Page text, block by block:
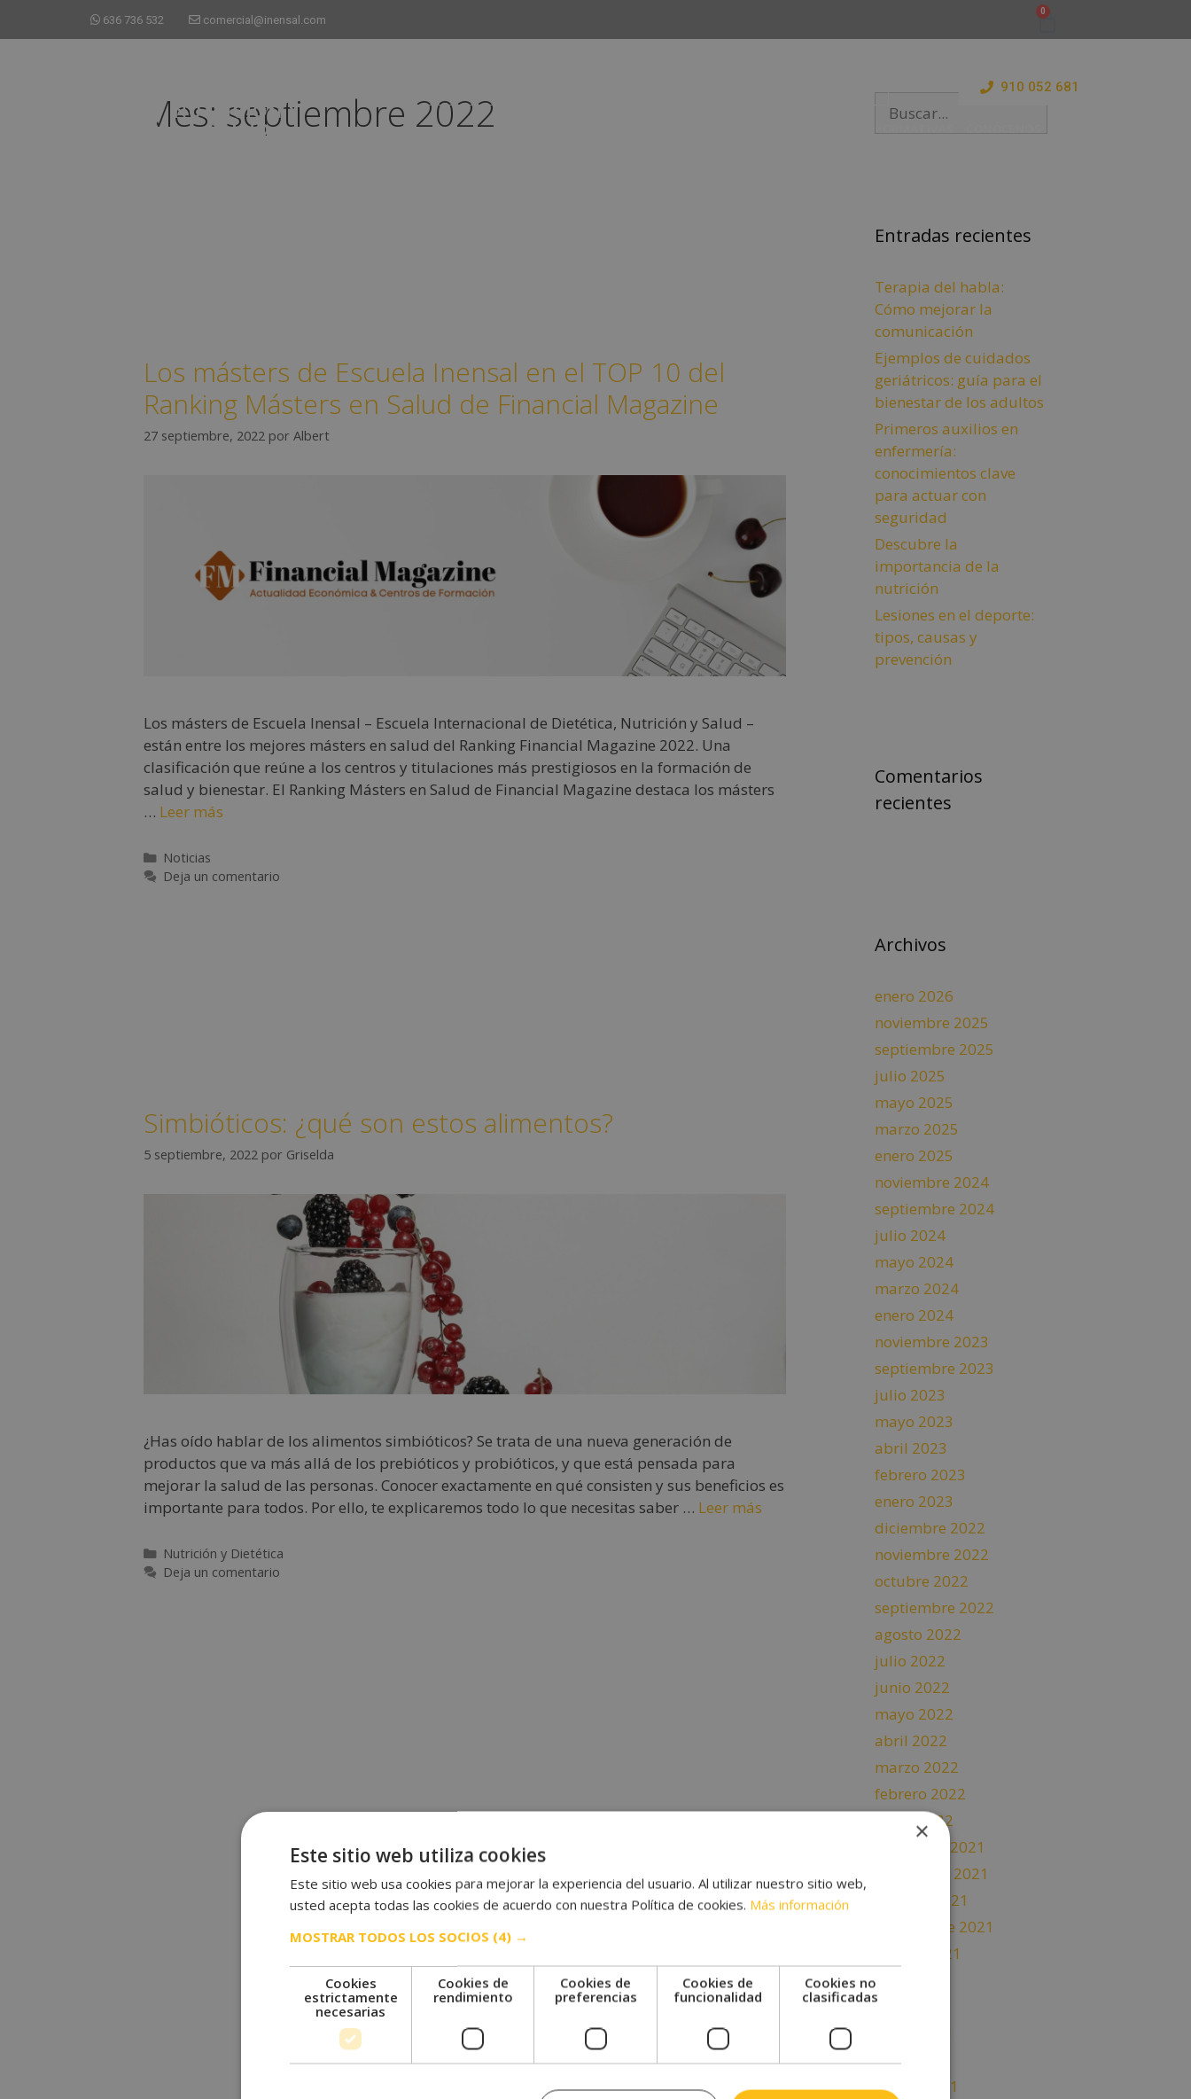
636 736 532 comercial@inensal.com
910 052 681
Mes: septiembre 2022
Los másters de Escuela Inensal en el TOP 10 del
Ranking Másters en Salud de Financial Magazine
27 septiembre, 2022 por Albert
Los másters de Escuela Inensal – Escuela Internacional de Dietética, Nutrición y Salud –
están entre los mejores másters en salud del Ranking Financial Magazine 2022. Una
clasificación que reúne a los centros y titulaciones más prestigiosos en la formación de
salud y bienestar. El Ranking Másters en Salud de Financial Magazine destaca los másters
… Leer más
Noticias
Deja un comentario
Simbióticos: ¿qué son estos alimentos?
5 septiembre, 2022 por Griselda
¿Has oído hablar de los alimentos simbióticos? Se trata de una nueva generación de
productos que va más allá de los prebióticos y probióticos, y que está pensada para
mejorar la salud de las personas. Conocer exactamente en qué consisten y sus beneficios es
importante para todos. Por ello, te explicaremos todo lo que necesitas saber … Leer más
Nutrición y Dietética
Deja un comentario
Entradas recientes
Terapia del habla:
Cómo mejorar la
comunicación
Ejemplos de cuidados
geriátricos: guía para el
bienestar de los adultos
Primeros auxilios en
enfermería:
conocimientos clave
para actuar con
seguridad
Descubre la
importancia de la
nutrición
Lesiones en el deporte:
tipos, causas y
prevención
Comentarios
recientes
Archivos
enero 2026
noviembre 2025
septiembre 2025
julio 2025
mayo 2025
marzo 2025
enero 2025
noviembre 2024
septiembre 2024
julio 2024
mayo 2024
marzo 2024
enero 2024
noviembre 2023
septiembre 2023
julio 2023
mayo 2023
abril 2023
febrero 2023
enero 2023
diciembre 2022
noviembre 2022
octubre 2022
septiembre 2022
agosto 2022
julio 2022
junio 2022
mayo 2022
abril 2022
marzo 2022
febrero 2022
enero 2022
diciembre 2021
noviembre 2021
octubre 2021
septiembre 2021
agosto 2021
julio 2021
junio 2021
abril 2021
marzo 2021
×
Este sitio web utiliza cookies
Este sitio web usa cookies para mejorar la experiencia del usuario. Al utilizar nuestro sitio web,
usted acepta todas las cookies de acuerdo con nuestra Política de cookies. Más información
MOSTRAR TODOS LOS SOCIOS (4) →
Cookies
estrictamente
necesarias
Cookies de
rendimiento
Cookies de
preferencias
Cookies de
funcionalidad
Cookies no
clasificadas